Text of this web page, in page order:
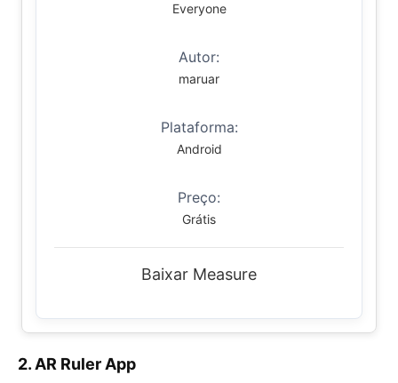
Everyone
Autor:
maruar
Plataforma:
Android
Preço:
Grátis
Baixar Measure
2. AR Ruler App